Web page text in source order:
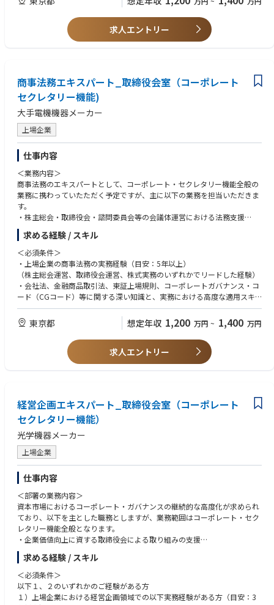
・コーポレートガバナンスの方針、機関・制度設計、体制に関する企画・
・ガバナンスの実効性向上にむけた方針の策定、制度・運営プロセスの改
・CEOおよび取締役兼務執行役員の実績評価プロセスの運営と透明性の担
保
・国内外のガバナンス潮流の調査・分析および社内への発信・展開
・他部門へのガバナンス支援および専門家（エキスパート）の育成
・戦略コンサルタント等の外部専門家との、高度な知見に基づく協議
※会社の定める職務の範囲で今後変更となる可能性があります
＜アピールポイント＞
・最高意思決定機関（取締役会）の審議に直結する、機関設計や取締役会
の運営企画等の根幹に関わる案件をガバナンスの砦として評価・提案でき
る非常にやりがいの大きいポジションです。
・自身の知識・経験を実経営の意思決定に適用し、会社の企業価値向上を
ダイレクトに牽引する経験は、プロフェッショナルとしての市場価値を飛
躍的に高めます。
・取締役会室は少数精鋭の組織であり、一人ひとりの専門性に基づく裁量
と貢献度が大きく、経営のリアルな意思決定プロセスを間近で体感できる
環境です。
・リコーの経営の根幹であるガバナンスの健全化とESG戦略に直接関与
し、企業価値向上を主導できる非常にやりがいのあるポジションです。
・国内外の最新のガバナンス潮流を捉え、自社の仕組みに落とし込むとい
・経営層や社外役員と密に接する機会が多く、経営の意思決定プロセスを
＜入社後のキャリアパス＞
て、社内の経営企画や経理・財務、投資関連等への異動も検討される範囲
です。
＜働き方について＞
準備期間を含め株主総会の時期（3～5月頃）は繁忙期となりますが、
11月～1月を中心に閑散期となり、年間を通じて繁閑のメリハリがある環
境です。
B.取締役会の企画・運営に関するご経験
C.以下ご知見を持ってコーポレート関連業務に携わられたご経験
・会社法、東証上場規則、コーポレートガバナンス・コード（CGコー
ド）に関するご知見
D.招集通知、コーポレートガバナンス報告書、有価証券報告書等の策定実
務のご経験
２）コンサルティングファームにてコーポレート機能関連業務のプロジェ
クトに主担当として携わられたご経験
＜歓迎条件＞
・上場企業の本社部門（経営企画、法務、内部監査等）に在籍したご経験
・機関設計の変更や諮問委員会の立ち上げ、構成の変更など、上場企業の
ガバナンスに関わるプロジェクトのご経験
・MBA中小企業診断士など、企業経営に関わる学位、資格等の保有者
・ビジネスレベルの英語力があれば尚可
＜求める人物像・志向性＞
・ガバナンスの専門性を基盤に、企業経営視点、ならびに株主・資本市
場・社員・地域社会などのステークホルダー視点で課題を構造化し、解決
策を提案できる方
・ガバナンスの諸課題を具体的な制度や仕組みに落とし込むことができる
企画・構想力のある方
・客観的な数値や論理に基づき、経営陣に対しても忖度なく意見具申でき
る高い責任感を持つ方
・機密性の高い情報を扱う中で、高い倫理観と透明性をもって行動できる
方
・市場環境の変化に対し、常に最新のコーポレートガバナンスに関する理
論や規則、規制動向を自律的にキャッチアップする探求心の高い方
・周囲との信頼関係を構築できるコミュニケーション力を持っている方
・社内外の多様なステークホルダーや外部専門家と対等に渡り合い、信頼
求人エントリー
商事法務エキスパート_取締役会室（コーポレート
セクレタリー機能)
大手電機機器メーカー
上場企業
仕事内容
＜業務内容＞
商事法務のエキスパートとして、コーポレート・セクレタリー機能全般の
業務に携わっていたただく予定ですが、主に以下の業務を担当いただきま
す。
・株主総会・取締役会・諮問委員会等の会議体運営における法務支援
・会社法、金融商品取引法、上場規則等に基づく法定開示書類の企画・作
成・管理
・コーポレート・ガバナンスや内部統制システムに関する企画・運用
・株主対応（議決権行使助言会社対応・株主提案対応等）における法務支
援
・定款・株式関連規程等の整備・運用
※会社の定める職務の範囲で今後変更となる可能性があります
＜アピールポイント＞
・当社はガバナンス、特にCEOの選解任などで、資本市場において高い評
価を受けており、ご自身のキャリア形成に有効なスキル・経験を積むこと
ができる役割・職場です。
・最高意思決定機関（取締役会）の運営に深く関与でき、法務の領域に留
業経営のリアルな意思決定プロセスに携わることができるポジションで
す。
・上場企業としての高度なガバナンス整備を、経営と共に推進する経験
は、キャリア価値が非常に高く、将来的なキャリアの幅も広がります（法
務部門・ガバナンス関連部門への展開も可）。
・取締役会室は少数精鋭の組織であり、一人ひとりの裁量・貢献度が大き
い環境です。
・ご自身でタイムマネジメントを行いながらフレキシブルに働くことがで
きる環境があります。
＜入社後のキャリアパス＞
・入社後は、取締役会室の法務エキスパートとして、取締役会室の法務運
営全般をリードしていただきます。
・将来的には、組織マネージャー、社内の法務部門など関連部門への人事
異動も検討される範囲です。
＜働き方について＞
準備期間を含め株主総会の時期（3～5月頃）は繁忙期となりますが、
11月～1月を中心に閑散期となり、年間を通じて繁閑のメリハリがある環
求める経験 / スキル
＜必須条件＞
・上場企業の商事法務の実務経験（目安：5年以上）
（株主総会運営、取締役会運営、株式実務のいずれかでリードした経験）
・会社法、金融商品取引法、東証上場規則、コーポレートガバナンス・コ
ード（CGコード）等に関する深い知識と、実務における高度な適用スキ
ル
・ガバナンス体制構築や開示対応など、上場企業特有の法務課題を解決し
た経験
・社内外ステークホルダー（役員、社外役員、関係部門、社外弁護士等）
との調整のご経験
・ビジネスレベルの英語力
・上場企業の取締役会事務局、もしくはコーポレート・セクレタリー機能
での実務経験
・事業会社の法務部門や経営企画部門で、コーポレート法務を幅広く担当
したご経験
・ガバナンス改革（指名・報酬委員会の機能高度化、取締役会評価など）
や内部統制システムの構築・運用経験
・M&Aや組織再編等、会社法関連のプロジェクトのご経験
・弁護士資格（国内または海外）があれば尚可
＜求める人物像＞
・商事法務の専門性を基盤に、経営視点で課題を構造化し、解決策を提案
できる方
・機密性の高い情報を扱う中で、高い倫理観と透明性をもって行動できる
方
・社外役員・経営幹部など多様なステークホルダーと、信頼関係を構築で
きるコミュニケーション力
・経営判断の背景を理解しつつ、法務として独立した立場から助言できる
方
・新制度やガバナンス潮流（コーポレートガバナンス・コードなど）を学
東京都 想定年収 1,200 万円 ~ 1,400 万円
求人エントリー
経営企画エキスパート_取締役会室（コーポレート
セクレタリー機能）
光学機器メーカー
上場企業
仕事内容
＜部署の業務内容＞
資本市場におけるコーポレート・ガバナンスの継続的な高度化が求められ
ており、以下を主とした職務としますが、業務範囲はコーポレート・セク
レタリー機能全般となります。
・企業価値向上に資する取締役会による取り組みの支援
・企業価値向上に資するコーポレート・ガバナンスの推進
・経営戦略の評価・および監督の支援
・株主・投資家の要望を反映した取締役会の企画・運営
・執行との連携による重要経営課題への対応
求める経験 / スキル
＜必須条件＞
以下１、２のいずれかのご経験がある方
１）上場企業における経営企画領域での以下実務経験がある方（目安：3